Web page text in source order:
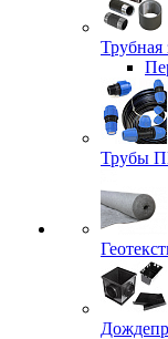
Трубная
Трубы